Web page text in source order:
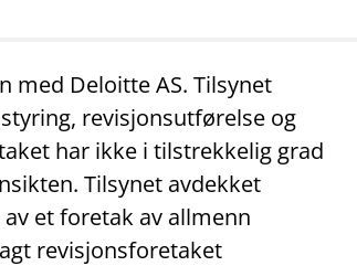
Deloitte AS. Tilsynet
revisjonsutførelse og
har ikke i tilstrekkelig grad
Tilsynet avdekket
et foretak av allmenn
revisjonsforetaket